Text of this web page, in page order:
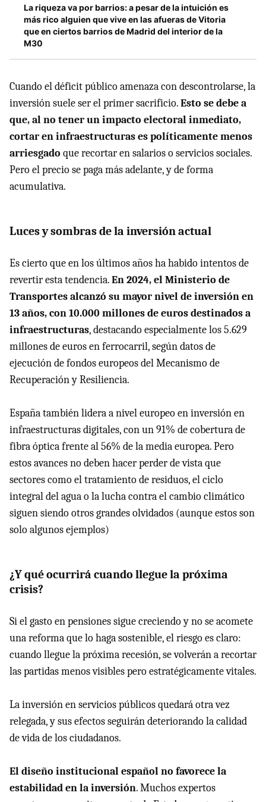
La riqueza va por barrios: a pesar de la intuición es
más rico alguien que vive en las afueras de Vitoria
que en ciertos barrios de Madrid del interior de la
M30
Cuando el déficit público amenaza con descontrolarse, la
inversión suele ser el primer sacrificio.Esto se debe a
que, al no tener un impacto electoral inmediato,
cortar en infraestructuras es políticamente menos
arriesgado que recortar en salarios o servicios sociales.
Pero el precio se paga más adelante, y de forma
acumulativa.
Luces y sombras de la inversión actual
Es cierto que en los últimos años ha habido intentos de
revertir esta tendencia.En 2024, el Ministerio de
Transportes alcanzó su mayor nivel de inversión en
13 años, con 10.000 millones de euros destinados a
infraestructuras, destacando especialmente los 5.629
millones de euros en ferrocarril, según datos de
ejecución de fondos europeos del Mecanismo de
Recuperación y Resiliencia.
España también lidera a nivel europeo en inversión en
infraestructuras digitales, con un 91% de cobertura de
fibra óptica frente al 56% de la media europea. Pero
estos avances no deben hacer perder de vista que
sectores como el tratamiento de residuos, el ciclo
integral del agua o la lucha contra el cambio climático
siguen siendo otros grandes olvidados (aunque estos son
solo algunos ejemplos)
¿Y qué ocurrirá cuando llegue la próxima
crisis?
Si el gasto en pensiones sigue creciendo y no se acomete
una reforma que lo haga sostenible, el riesgo es claro:
cuando llegue la próxima recesión, se volverán a recortar
las partidas menos visibles pero estratégicamente vitales.
La inversión en servicios públicos quedará otra vez
relegada, y sus efectos seguirán deteriorando la calidad
de vida de los ciudadanos.
El diseño institucional español no favorece la
estabilidad en la inversión. Muchos expertos